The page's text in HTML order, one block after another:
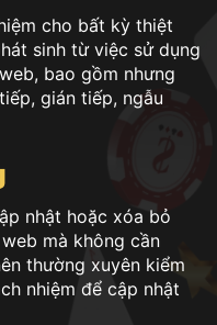
cho bất kỳ thiệt
sinh từ việc sử dụng
bao gồm nhưng
gián tiếp, ngẫu
nhật hoặc xóa bỏ
mà không cần
thường xuyên kiểm
nhiệm để cập nhật